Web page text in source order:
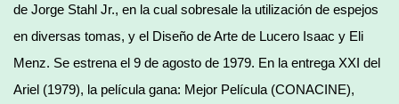
de Jorge Stahl Jr., en la cual sobresale la utilización de espejos
en diversas tomas, y el Diseño de Arte de Lucero Isaac y Eli
Menz. Se estrena el 9 de agosto de 1979. En la entrega XXI del
Ariel (1979), la película gana: Mejor Película (CONACINE),